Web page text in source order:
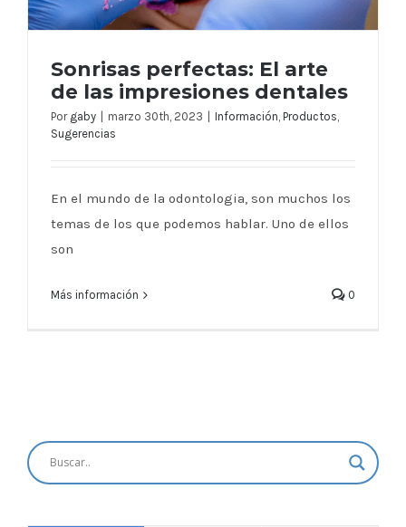
Sonrisas perfectas: El arte de las
Sonrisas perfectas: El arte
de las impresiones dentales
Por gaby marzo 30th, 2023 Información, Productos,
Sugerencias
En el mundo de la odontologia, son muchos los
temas de los que podemos hablar. Uno de ellos
son
Más información 0